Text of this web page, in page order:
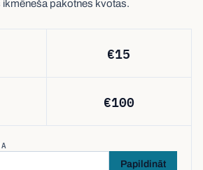
pakotnes kvotas.
€15
€100
Papildināt